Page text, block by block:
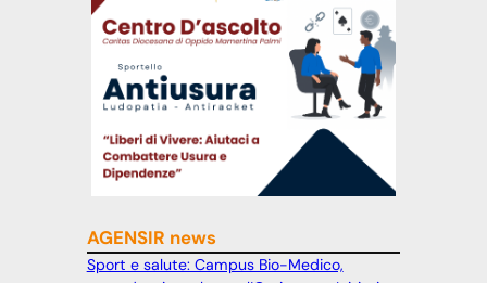
AGENSIR news
Sport e salute: Campus Bio-Medico,